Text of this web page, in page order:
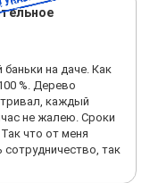
на даче. Как
%. Дерево
каждый
не жалею. Сроки
что от меня
так